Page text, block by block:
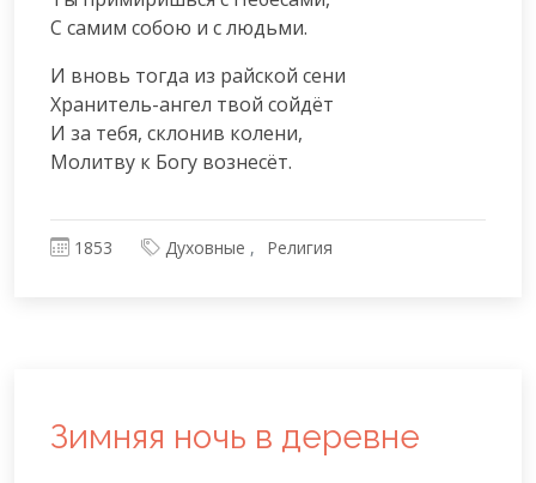
С самим собою и с людьми.
И вновь тогда из райской сени
Хранитель-ангел твой сойдёт
И за тебя, склонив колени,
Молитву к Богу вознесёт.
1853 Духовные Религия
Зимняя ночь в деревне